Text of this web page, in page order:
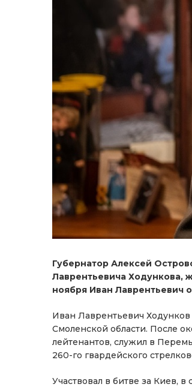
Губернатор Алексей
Лаврентьевича Ходункова,
ноября Иван Лаврентьевич
Иван Лаврентьевич
Смоленской области. После
лейтенантов, служил в
260-го гвардейского
Участвовал в битве за Киев,